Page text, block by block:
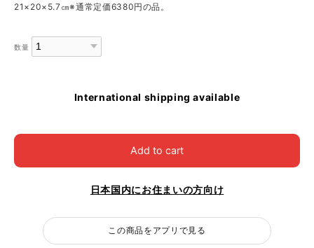
21×20×5.7㎝※通常定価6380円の品。
数量
International shipping available
Add to cart
日本国内にお住まいの方向け
この商品をアプリで見る